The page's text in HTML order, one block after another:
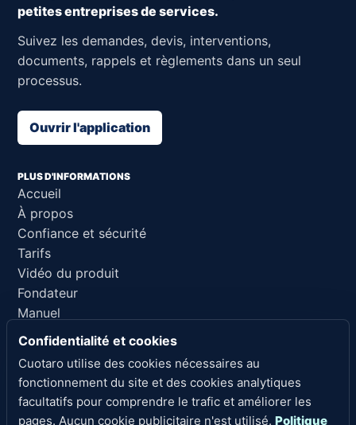
petites entreprises de services.
Suivez les demandes, devis, interventions,
documents, rappels et règlements dans un seul
processus.
Ouvrir l'application
PLUS D'INFORMATIONS
Accueil
À propos
Confiance et sécurité
Tarifs
Vidéo du produit
Fondateur
Manuel
Support
LIENS LÉGAUX
Confidentialité
Confidentialité et cookies
Cuotaro utilise des cookies nécessaires au
fonctionnement du site et des cookies analytiques
facultatifs pour comprendre le trafic et améliorer les
pages. Aucun cookie publicitaire n'est utilisé. Politique